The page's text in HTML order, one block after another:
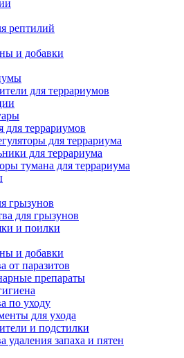
рептилий
и добавки
для террариумов
для террариумов
для террариума
для террариума
тумана для террариума
грызунов
для грызунов
и поилки
и добавки
от паразитов
препараты
по уходу
для ухода
и подстилки
удаления запаха и пятен